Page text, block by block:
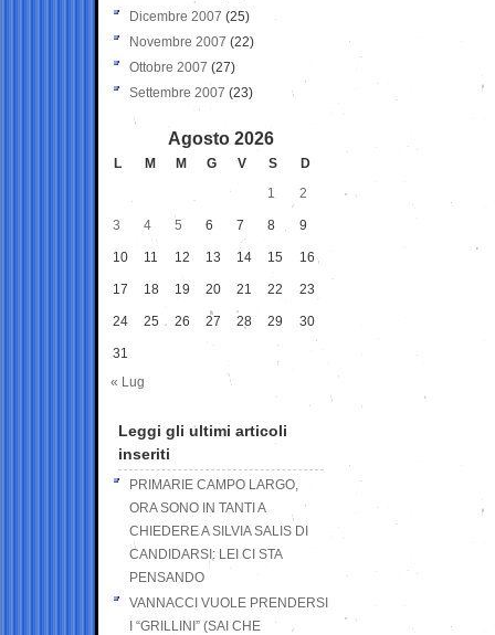
Dicembre 2007 (25)
Novembre 2007 (22)
Ottobre 2007 (27)
Settembre 2007 (23)
Agosto 2026
L M M G V S
D
1
2
3 4 5 6 7 8 9
10 11 12 13 14 15 16
17 18 19 20 21 22 23
24 25 26 27 28 29 30
31
« Lug
Leggi gli ultimi articoli
inseriti
PRIMARIE CAMPO LARGO,
ORA SONO IN TANTI A
CHIEDERE A SILVIA SALIS DI
CANDIDARSI: LEI CI STA
PENSANDO
VANNACCI VUOLE PRENDERSI
I “GRILLINI” (SAI CHE